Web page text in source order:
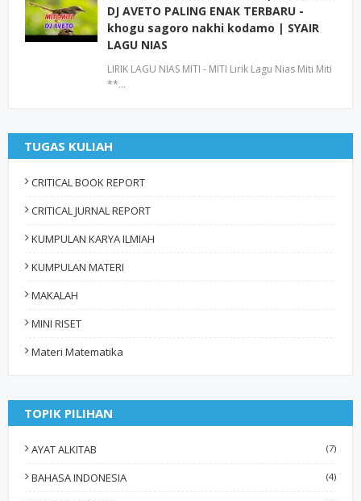
DJ AVETO PALING ENAK TERBARU -
khogu sagoro nakhi kodamo | SYAIR
LAGU NIAS
LIRIK LAGU NIAS MITI - MITI Lirik Lagu Nias Miti Miti
**…
TUGAS KULIAH
CRITICAL BOOK REPORT
CRITICAL JURNAL REPORT
KUMPULAN KARYA ILMIAH
KUMPULAN MATERI
MAKALAH
MINI RISET
Materi Matematika
TOPIK PILIHAN
AYAT ALKITAB (7)
BAHASA INDONESIA (4)